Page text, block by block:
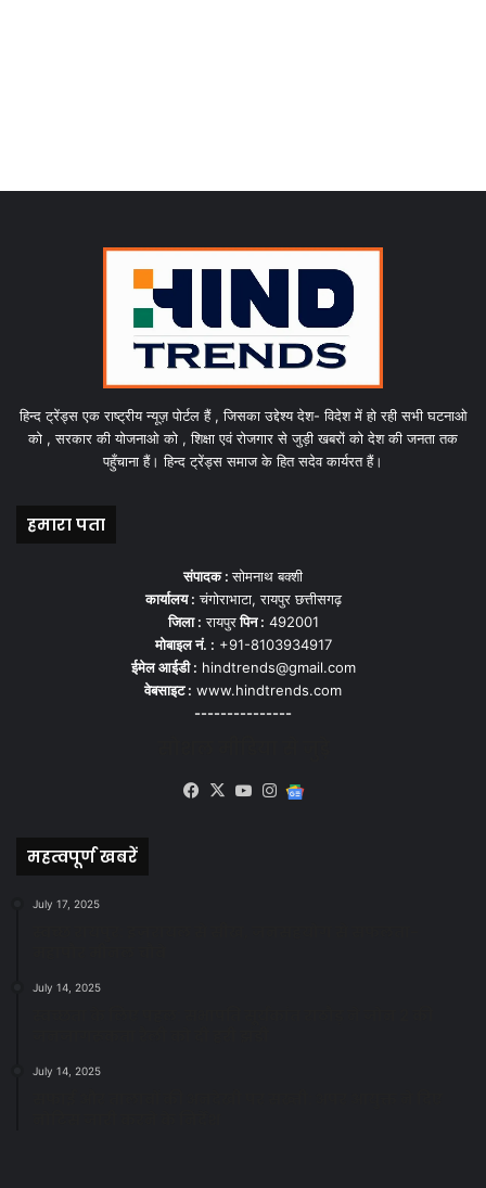
हिन्द ट्रेंड्स एक राष्ट्रीय न्यूज़ पोर्टल हैं , जिसका उद्देश्य देश- विदेश में हो रही सभी घटनाओ
को , सरकार की योजनाओ को , शिक्षा एवं रोजगार से जुड़ी खबरों को देश की जनता तक
पहुँचाना हैं। हिन्द ट्रेंड्स समाज के हित सदेव कार्यरत हैं।
हमारा पता
संपादक :सोमनाथ बक्शी
कार्यालय : चंगोराभाटा, रायपुर छत्तीसगढ़
जिला : रायपुरपिन : 492001
मोबाइल नं. : +91-8103934917
ईमेल आईडी : hindtrends@gmail.com
वेबसाइट : www.hindtrends.com
---------------
Facebook
X YouTube
Instagram
महत्वपूर्ण खबरें
July 17, 2025
July 14, 2025
July 14, 2025